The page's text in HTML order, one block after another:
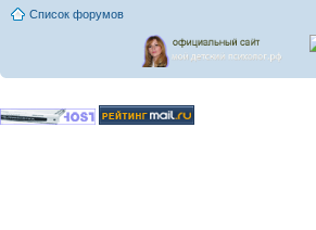
Список форумов